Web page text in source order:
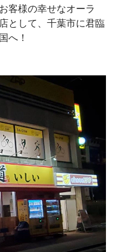
客様の幸せなオーラ
として、千葉市に君臨
へ！